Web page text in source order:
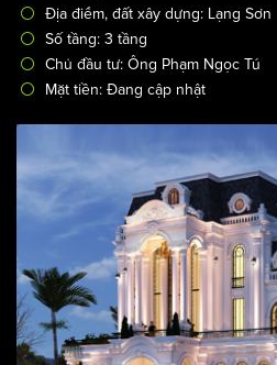
Địa điểm, đất xây dựng: Lạng Sơn
Số tầng: 3 tầng
Chủ đầu tư: Ông Phạm Ngọc Tú
Mặt tiền: Đang cập nhật